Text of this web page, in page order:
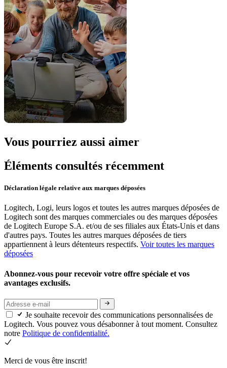
Vous pourriez aussi aimer
Éléments consultés récemment
Déclaration légale relative aux marques déposées
Logitech, Logi, leurs logos et toutes les autres marques déposées de
Logitech sont des marques commerciales ou des marques déposées
de Logitech Europe S.A. et/ou de ses filiales aux États-Unis et dans
d'autres pays. Toutes les autres marques déposées de tiers
appartiennent à leurs détenteurs respectifs. Voir toutes les marques
déposées
Abonnez-vous pour recevoir votre offre spéciale et vos
avantages exclusifs.
Je souhaite recevoir des communications personnalisées de
Logitech. Vous pouvez vous désabonner à tout moment. Consultez
notre Politique de confidentialité.
Merci de vous être inscrit!